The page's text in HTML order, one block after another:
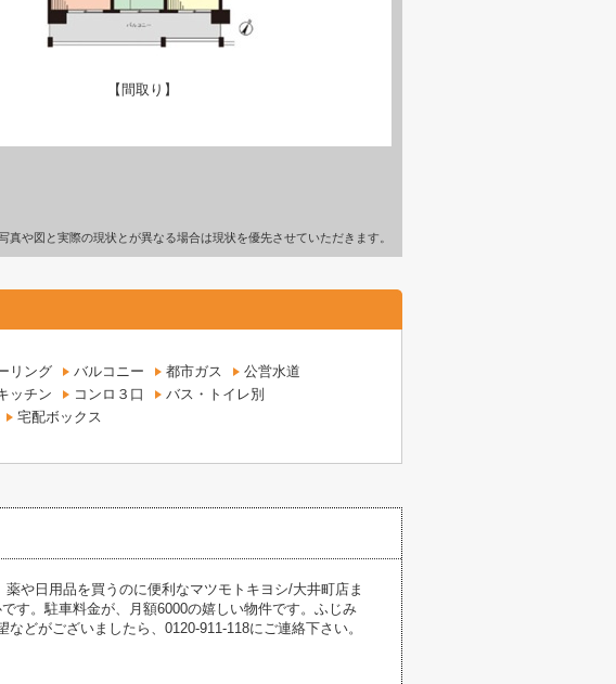
【間取り】
真や図と実際の現状とが異なる場合は現状を優先させていただきます。
リング バルコニー 都市ガス
公営水道
ッチン コンロ３口
バス・トイレ別
宅配ボックス
や日用品を買うのに便利なマツモトキヨシ/大井町店ま
す。駐車料金が、月額6000の嬉しい物件です。ふじみ
どがございましたら、0120-911-118にご連絡下さい。